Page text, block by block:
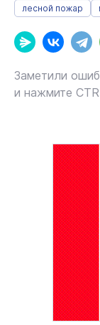
лесной пожар
Заметили
и нажмите